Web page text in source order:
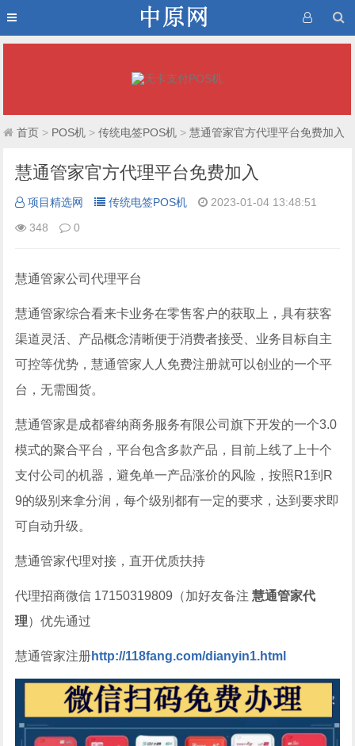
首页 > POS机 >传统电签POS机 >慧通管家官方代理平台免费加入
慧通管家官方代理平台免费加入
项目精选网 传统电签POS机
2023-01-04 13:48:51
348
0
慧通管家公司代理平台
慧通管家综合看来卡业务在零售客户的获取上，具有获客
渠道灵活、产品概念清晰便于消费者接受、业务目标自主
可控等优势，慧通管家人人免费注册就可以创业的一个平
台，无需囤货。
慧通管家是成都睿纳商务服务有限公司旗下开发的一个3.0
模式的聚合平台，平台包含多款产品，目前上线了上十个
支付公司的机器，避免单一产品涨价的风险，按照R1到R
9的级别来拿分润，每个级别都有一定的要求，达到要求即
可自动升级。
慧通管家代理对接，直开优质扶持
代理招商微信 17150319809（加好友备注慧通管家代
理）优先通过
慧通管家注册http://118fang.com/dianyin1.html